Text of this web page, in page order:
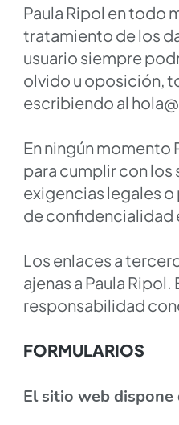
Paula Ripol en todo
tratamiento de los
usuario siempre
olvido u oposición,
escribiendo al
En ningún momento
para cumplir con
exigencias legales
de confidencialidad
Los enlaces a
ajenas a Paula
responsabilidad
FORMULARIOS
El sitio web